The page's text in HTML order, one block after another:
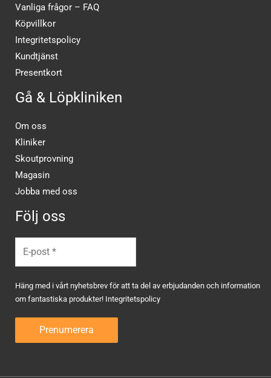
Vanliga frågor – FAQ
Köpvillkor
Integritetspolicy
Kundtjänst
Presentkort
Gå & Löpkliniken
Om oss
Kliniker
Skoutprovning
Magasin
Jobba med oss
Följ oss
Häng med i vårt nyhetsbrev för att ta del av erbjudanden och information
om fantastiska produkter! Integritetspolicy